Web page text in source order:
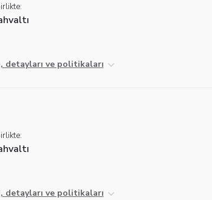
detayları ve politikaları
detayları ve politikaları